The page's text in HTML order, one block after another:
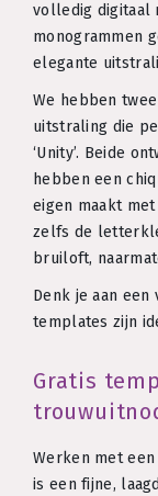
volledig digitaal
monogrammen
elegante
We hebben
uitstraling die
‘Unity’. Beide
hebben een
eigen maakt
zelfs de
bruiloft,
Denk je aan een
templates zijn
Gratis
Werken met
is een fijne,